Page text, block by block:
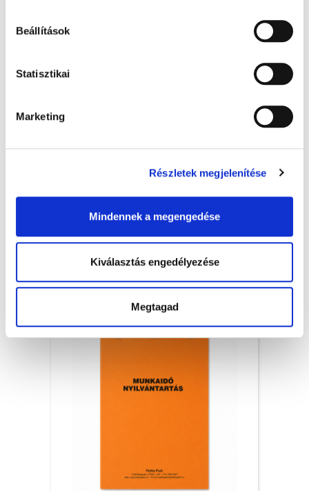
Beállítások
Statisztikai
Marketing
Részletek megjelenítése
Mindennek a megengedése
Kiválasztás engedélyezése
Megtagad
Veszélyes anyagok nyilvántartó könyve, 48
-10 %
Raktáron
db
KOSÁRBA